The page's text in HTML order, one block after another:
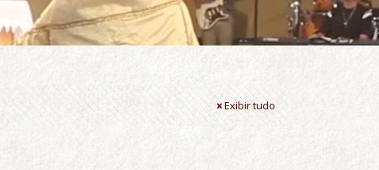
Exibir tudo